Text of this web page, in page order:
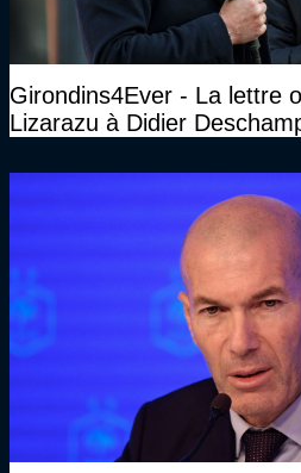
Girondins4Ever - La lettre
Lizarazu à Didier